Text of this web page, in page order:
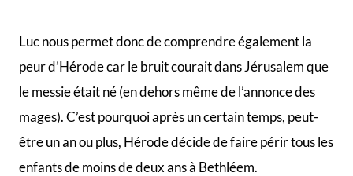
Luc nous permet donc de comprendre également la
peur d’Hérode car le bruit courait dans Jérusalem que
le messie était né (en dehors même de l’annonce des
mages). C’est pourquoi après un certain temps, peut-
être un an ou plus, Hérode décide de faire périr tous les
enfants de moins de deux ans à Bethléem.